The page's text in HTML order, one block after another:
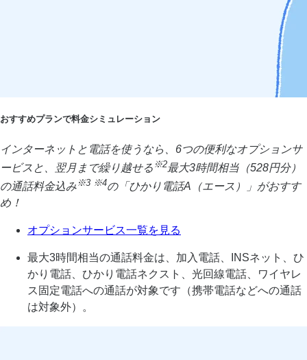
おすすめプランで料金シミュレーション
インターネットと電話を使うなら、6つの便利なオプションサ
ービスと、翌月まで繰り越せる ※2最大3時間相当（528円分）
の通話料金込み ※3 ※4の「ひかり電話A（エース）」がおすす
め！
オプションサービス一覧を見る
最大3時間相当の通話料金は、加入電話、INSネット、ひ
かり電話、ひかり電話ネクスト、光回線電話、ワイヤレ
ス固定電話への通話が対象です（携帯電話などへの通話
は対象外）。